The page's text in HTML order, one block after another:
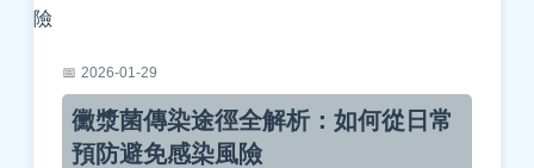
2026-01-29
黴漿菌傳染途徑全解析：如何從日常
預防避免感染風險